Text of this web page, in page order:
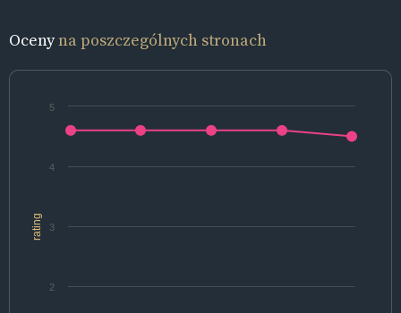
Ocenyna poszczególnych stronach
rating
2
3
4
5